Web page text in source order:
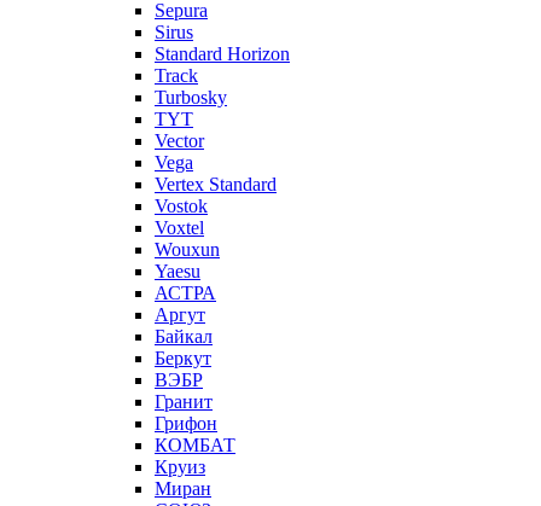
Sepura
Sirus
Standard Horizon
Track
Turbosky
TYT
Vector
Vega
Vertex Standard
Vostok
Voxtel
Wouxun
Yaesu
АСТРА
Аргут
Байкал
Беркут
ВЭБР
Гранит
Грифон
КОМБАТ
Круиз
Миран